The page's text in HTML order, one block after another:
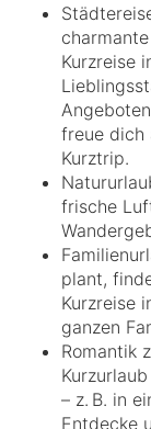
Kurzreise
freue dich
Kurztrip.
frische
plant,
Kurzreise
ganzen
Romantik
– z. B. in
Entdecke